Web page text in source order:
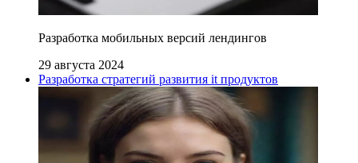
Разработка мобильных версий лендингов
29 августа 2024
Разработка стратегий развития it продуктов